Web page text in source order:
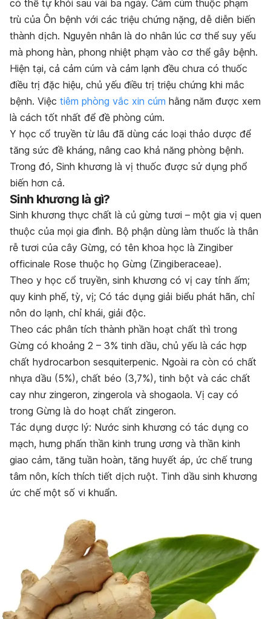
có thể tự khỏi sau vài ba ngày. Cảm cúm thuộc phạm
trù của Ôn bệnh với các triệu chứng nặng, dễ diễn biến
thành dịch. Nguyên nhân là do nhân lúc cơ thể suy yếu
mà phong hàn, phong nhiệt phạm vào cơ thể gây bệnh.
Hiện tại, cả cảm cúm và cảm lạnh đều chưa có thuốc
điều trị đặc hiệu, chủ yếu điều trị triệu chứng khi mắc
bệnh. Việc tiêm phòng vắc xin cúm hằng năm được xem
là cách tốt nhất để đề phòng cúm.
Y học cổ truyền từ lâu đã dùng các loại thảo dược để
tăng sức đề kháng, nâng cao khả năng phòng bệnh.
Trong đó, Sinh khương là vị thuốc được sử dụng phổ
biến hơn cả.
Sinh khương là gì?
Sinh khương thực chất là củ gừng tươi – một gia vị quen
thuộc của mọi gia đình. Bộ phận dùng làm thuốc là thân
rễ tươi của cây Gừng, có tên khoa học là Zingiber
officinale Rose thuộc họ Gừng (Zingiberaceae).
Theo y học cổ truyền, sinh khương có vị cay tính ấm;
quy kinh phế, tỳ, vị; Có tác dụng giải biểu phát hãn, chỉ
nôn do lạnh, chỉ khái, giải độc.
Theo các phân tích thành phần hoạt chất thì trong
Gừng có khoảng 2 – 3% tinh dầu, chủ yếu là các hợp
chất hydrocarbon sesquiterpenic. Ngoài ra còn có chất
nhựa dầu (5%), chất béo (3,7%), tinh bột và các chất
cay như zingeron, zingerola và shogaola. Vị cay có
trong Gừng là do hoạt chất zingeron.
Tác dụng dược lý: Nước sinh khương có tác dụng co
mạch, hưng phấn thần kinh trung ương và thần kinh
giao cảm, tăng tuần hoàn, tăng huyết áp, ức chế trung
tâm nôn, kích thích tiết dịch ruột. Tinh dầu sinh khương
ức chế một số vi khuẩn.